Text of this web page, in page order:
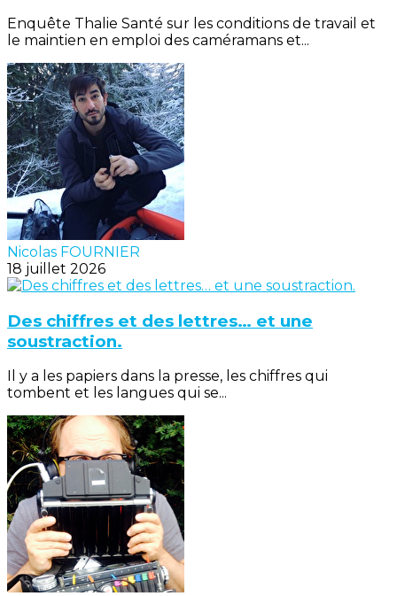
Enquête Thalie Santé sur les conditions de travail et
le maintien en emploi des caméramans et...
Nicolas FOURNIER
18 juillet 2026
Des chiffres et des lettres… et une
soustraction.
Il y a les papiers dans la presse, les chiffres qui
tombent et les langues qui se...